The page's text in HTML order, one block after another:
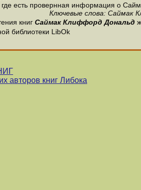
где есть провернная информация о
Ключевые слова: Саймак
книг Саймак Клиффорд Дональд
библиотеки LibOk
авторов книг Либока